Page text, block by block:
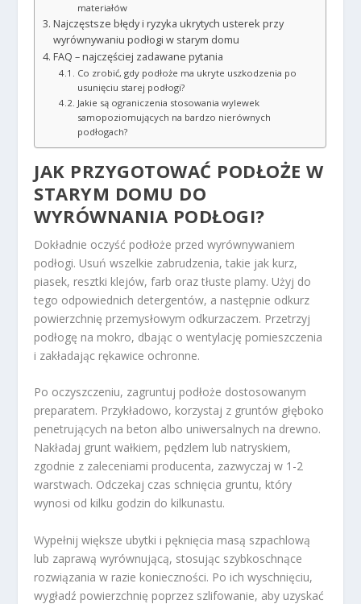
materiałów
Najczęstsze błędy i ryzyka ukrytych usterek przy
wyrównywaniu podłogi w starym domu
FAQ – najczęściej zadawane pytania
Co zrobić, gdy podłoże ma ukryte uszkodzenia po
usunięciu starej podłogi?
Jakie są ograniczenia stosowania wylewek
samopoziomujących na bardzo nierównych
podłogach?
JAK PRZYGOTOWAĆ PODŁOŻE W
STARYM DOMU DO
WYRÓWNANIA PODŁOGI?
Dokładnie oczyść podłoże przed wyrównywaniem
podłogi. Usuń wszelkie zabrudzenia, takie jak kurz,
piasek, resztki klejów, farb oraz tłuste plamy. Użyj do
tego odpowiednich detergentów, a następnie odkurz
powierzchnię przemysłowym odkurzaczem. Przetrzyj
podłogę na mokro, dbając o wentylację pomieszczenia
i zakładając rękawice ochronne.
Po oczyszczeniu, zagruntuj podłoże dostosowanym
preparatem. Przykładowo, korzystaj z gruntów głęboko
penetrujących na beton albo uniwersalnych na drewno.
Nakładaj grunt wałkiem, pędzlem lub natryskiem,
zgodnie z zaleceniami producenta, zazwyczaj w 1-2
warstwach. Odczekaj czas schnięcia gruntu, który
wynosi od kilku godzin do kilkunastu.
Wypełnij większe ubytki i pęknięcia masą szpachlową
lub zaprawą wyrównującą, stosując szybkoschnące
rozwiązania w razie konieczności. Po ich wyschnięciu,
wygładź powierzchnię poprzez szlifowanie, aby uzyskać